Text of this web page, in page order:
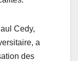
Cedy,
a
des